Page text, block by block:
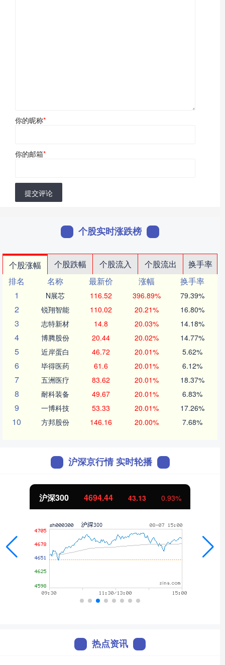
你的昵称*
你的邮箱*
提交评论
个股实时涨跌榜
个股涨幅 个股跌幅 个股流入 个股流出
换手率
排名
名称 最新价 涨幅
换手率
1
N展芯 116.52 396.89% 79.39%
2 锐翔智能 110.02 20.21% 16.80%
3 志特新材 14.8 20.03% 14.18%
4 博腾股份 20.44 20.02% 14.77%
5 近岸蛋白 46.72 20.01% 5.62%
6 毕得医药 61.6 20.01% 6.12%
7 五洲医疗 83.62 20.01% 18.37%
8 耐科装备 49.67 20.01% 6.83%
9 一博科技 53.33 20.01% 17.26%
10 方邦股份 146.16 20.00% 7.68%
沪深京行情 实时轮播
沪深300 4694.44 43.13 0.93%
热点资讯